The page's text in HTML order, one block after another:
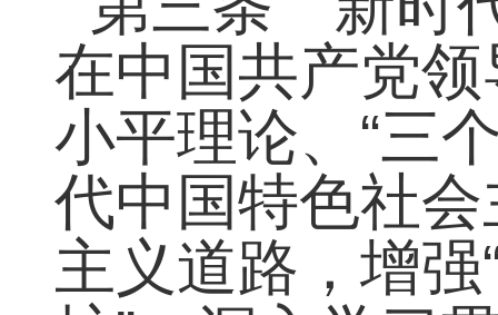
第三条 新时
在中国共产党
小平理论、“三
代中国特色社
主义道路，增强